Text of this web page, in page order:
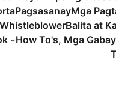
PagsasanayMga
WhistleblowerBalita at
How To's, Mga